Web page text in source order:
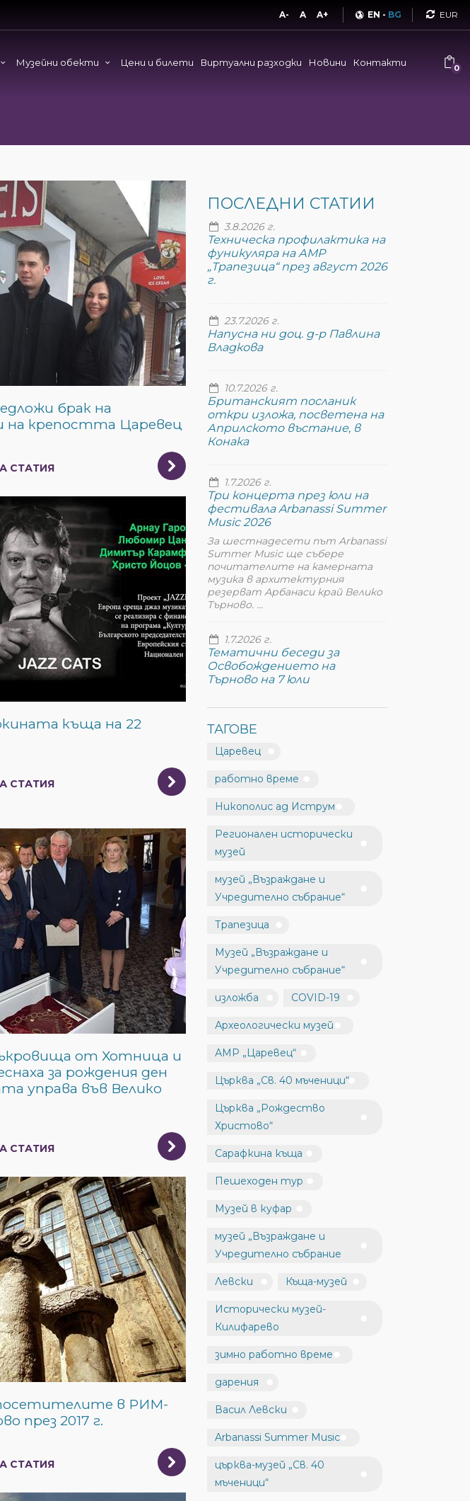
A- A A+ EN - BG
Музейни обекти Цени и билети Виртуални разходки Новини Контакти 0
брак на
на крепостта Царевец
СТАТИЯ
къща на 22
СТАТИЯ
от Хотница и
за рождения ден
управа във Велико
СТАТИЯ
в РИМ-
през 2017 г.
СТАТИЯ
ПОСЛЕДНИ СТАТИИ
3.8.2026 г.
Техническа профилактика на
фуникуляра на АМР
„Трапезица“ през август 2026
г.
23.7.2026 г.
Напусна ни доц. д-р Павлина
Владкова
10.7.2026 г.
Британският посланик
откри изложа, посветена на
Априлското въстание, в
Конака
1.7.2026 г.
Три концерта през юли на
фестивала Arbanassi Summer
Music 2026
За шестнадесети път Arbanassi
Summer Music ще събере
почитателите на камерната
музика в архитектурния
резерват Арбанаси край Велико
Търново. ...
1.7.2026 г.
Тематични беседи за
Освобождението на
Търново на 7 юли
ТАГОВЕ
Царевец
работно време
Никополис ад Иструм
Регионален исторически
музей
музей „Възраждане и
Учредително събрание“
Трапезица
Музей „Възраждане и
Учредително събрание“
изложба COVID-19
Археологически музей
АМР „Царевец“
Църква „Св. 40 мъченици“
Църква „Рождество
Христово“
Сарафкина къща
Пешеходен тур
Музей в куфар
музей „Възраждане и
Учредително събрание
Левски Къща-музей
Исторически музей-
Килифарево
зимно работно време
дарения
Васил Левски
Arbanassi Summer Music
църква-музей „Св. 40
мъченици“